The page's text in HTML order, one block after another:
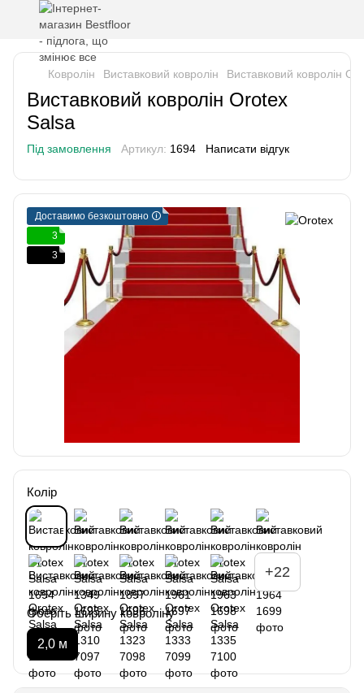
Ковролін Виставковий ковролін Виставковий ковролін
Виставковий ковролін Orotex
Salsa
Під замовлення Артикул: 1694 Написати відгук
Доставимо безкоштовно 🛈
3
3
Колір
+22
Оберіть ширину ковроліну
2,0 м